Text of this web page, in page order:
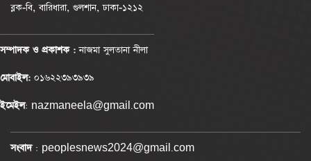
ব্লক-বি, বারিধারা, গুলশান, ঢাকা-১২১২
সম্পাদক ও প্রকাশক :নাজমা সুলতানা নীলা
মোবাইল: ০১৬২২৩৯৩৯৩৯
ইমেইল: nazmaneela@gmail.com
সংবাদ: peoplesnews2024@gmail.com